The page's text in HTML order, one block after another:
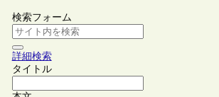
検索フォーム
詳細検索
タイトル